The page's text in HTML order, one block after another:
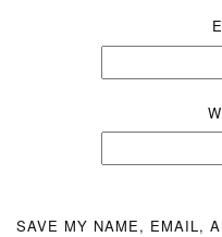
SAVE MY NAME, EMAIL,